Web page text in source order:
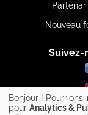
Nouveau
Suivez-
Bonjour !
pour Analytics &